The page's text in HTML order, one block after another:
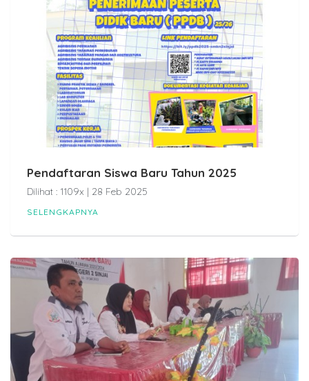
Pendaftaran Siswa Baru Tahun 2025
Dilihat : 1109x | 28 Feb 2025
SELENGKAPNYA